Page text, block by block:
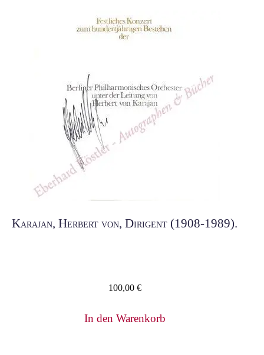
Karajan, Herbert von, Dirigent (1908-1989).
100,00 €
In den Warenkorb